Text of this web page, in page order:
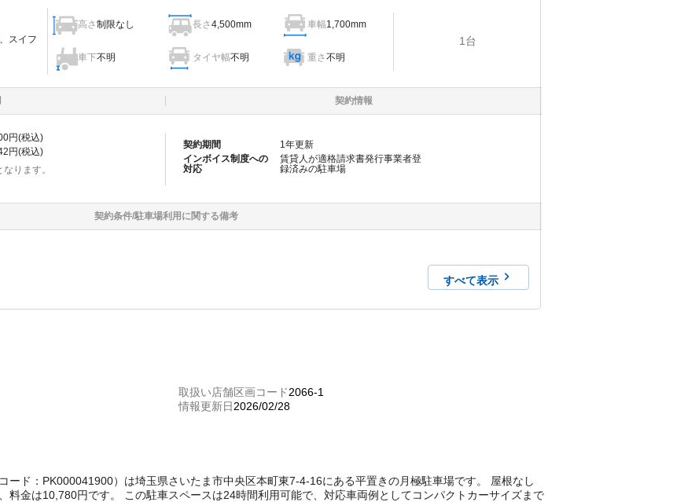
スイフ
高さ制限なし 長さ4,500mm 車幅1,700mm
車下不明 タイヤ幅不明 重さ不明
1 台
契約情報
円(税込)
円(税込)
ります。
契約期間 1年更新
インボイス制度への
対応
賃貸人が適格請求書発行事業者登
録済みの駐車場
契約条件/駐車場利用に関する備考
すべて表示
取扱い店舗区画コード2066-1
情報更新日2026/02/28
ド：PK000041900）は埼玉県さいたま市中央区本町東7-4-16にある平置きの月極駐車場です。 屋根なし
料金は10,780円です。 この駐車スペースは24時間利用可能で、対応車両例としてコンパクトカーサイズまで